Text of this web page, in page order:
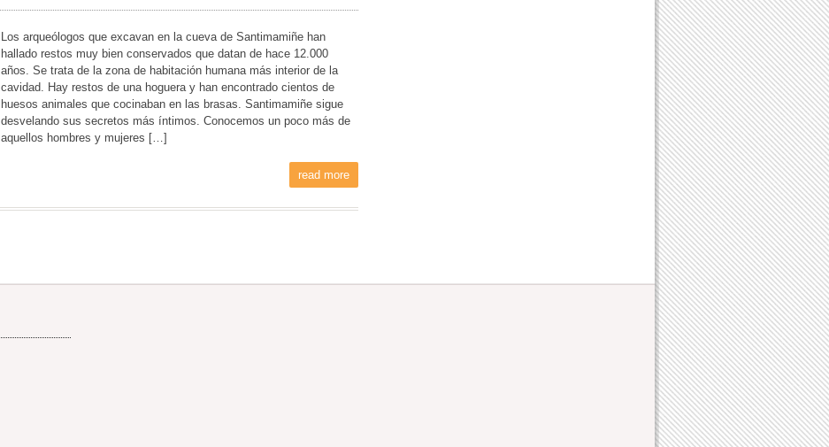
Los arqueólogos que excavan en la cueva de Santimamiñe han
hallado restos muy bien conservados que datan de hace 12.000
años. Se trata de la zona de habitación humana más interior de la
cavidad. Hay restos de una hoguera y han encontrado cientos de
huesos animales que cocinaban en las brasas. Santimamiñe sigue
desvelando sus secretos más íntimos. Conocemos un poco más de
aquellos hombres y mujeres […]
read more